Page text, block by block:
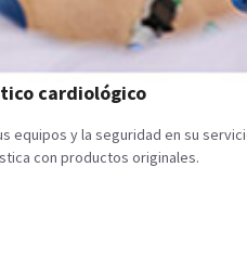
cardiológico
equipos y la seguridad en su
con productos originales.